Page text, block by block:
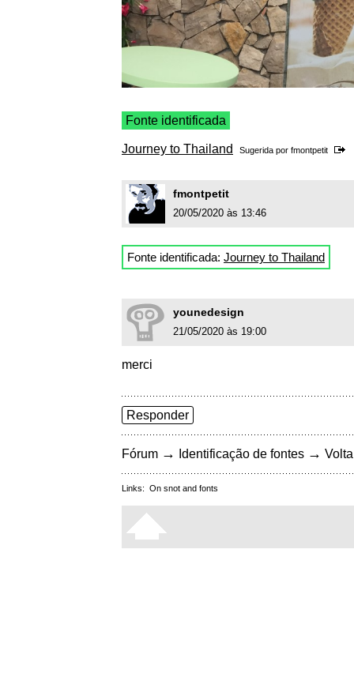
Fonte identificada
Journey to Thailand Sugerida por fmontpetit
fmontpetit
20/05/2020 às 13:46
Fonte identificada: Journey to Thailand
younedesign
21/05/2020 às 19:00
merci
Responder
Fórum → Identificação de fontes →
Links: On snot and fonts